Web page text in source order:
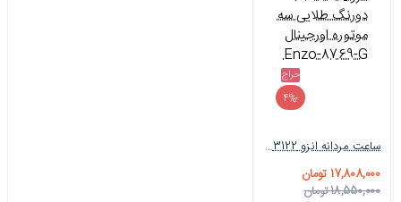
حراج
-4%
ساعت مردانه انزو EC-3122 دورنگ طلایی سه موتوره اورجینال Enzo-8769-G
17,808,000 تومان
18,550,000 تومان